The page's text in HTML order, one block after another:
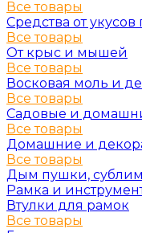
Все товары
Средства от
Все товары
От крыс и мышей
Все товары
Восковая моль и
Все товары
Садовые и
Все товары
Домашние и
Все товары
Дым пушки,
Рамка и
Втулки для рамок
Все товары